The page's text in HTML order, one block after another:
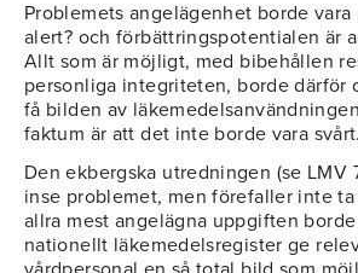
Problemets angelägenhet borde vara
alert? och förbättringspotentialen är
Allt som är möjligt, med bibehållen
personliga integriteten, borde därför
få bilden av
faktum är att det inte borde vara svårt.
Den ekbergska utredningen (se LMV
inse problemet, men förefaller inte
allra mest angelägna uppgiften
nationellt läkemedelsregister ge